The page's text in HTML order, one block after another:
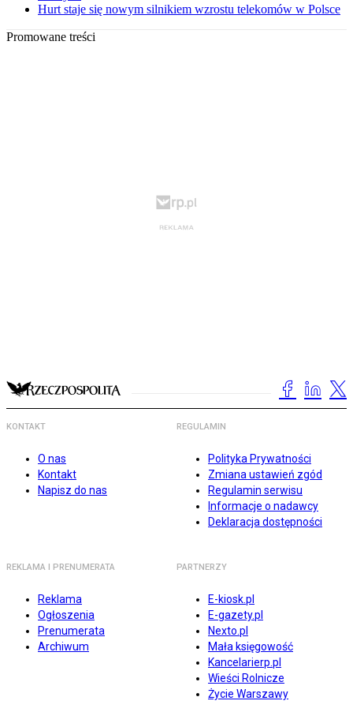
Hurt staje się nowym silnikiem wzrostu telekomów w Polsce
Promowane treści
KONTAKT
O nas
Kontakt
Napisz do nas
REGULAMIN
Polityka Prywatności
Zmiana ustawień zgód
Regulamin serwisu
Informacje o nadawcy
Deklaracja dostępności
REKLAMA I PRENUMERATA
Reklama
Ogłoszenia
Prenumerata
Archiwum
PARTNERZY
E-kiosk.pl
E-gazety.pl
Nexto.pl
Mała księgowość
Kancelarierp.pl
Wieści Rolnicze
Życie Warszawy